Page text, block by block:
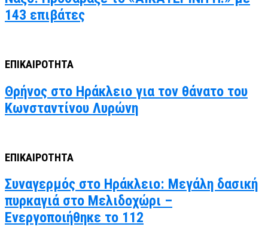
143 επιβάτες
ΕΠΙΚΑΙΡΟΤΗΤΑ
Θρήνος στο Ηράκλειο για τον θάνατο του
Κωνσταντίνου Λυρώνη
ΕΠΙΚΑΙΡΟΤΗΤΑ
Συναγερμός στο Ηράκλειο: Μεγάλη δασική
πυρκαγιά στο Μελιδοχώρι –
Ενεργοποιήθηκε το 112